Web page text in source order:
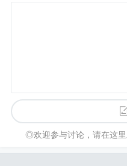
1、西甲曾经拥有多支
马德里竞技和毕尔巴
◎欢迎参与讨论，请在这里